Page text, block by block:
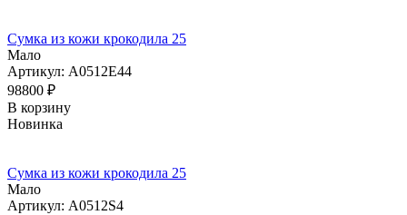
Сумка из кожи крокодила 25
Мало
Артикул: A0512E44
98800 ₽
В корзину
Новинка
Сумка из кожи крокодила 25
Мало
Артикул: A0512S4